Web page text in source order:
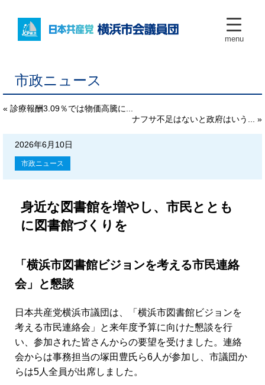
menu
市政ニュース
« 診療報酬3.09％では物価高騰に...
ナフサ不足はないと政府はいう... »
2026年6月10日
市政ニュース
身近な図書館を増やし、市民ととも
に図書館づくりを
「横浜市図書館ビジョンを考える市民連絡
会」と懇談
日本共産党横浜市議団は、「横浜市図書館ビジョンを
考える市民連絡会」と来年度予算に向けた懇談を行
い、参加された皆さんからの要望を受けました。連絡
会からは事務担当の塚田豊氏ら6人が参加し、市議団か
らは5人全員が出席しました。